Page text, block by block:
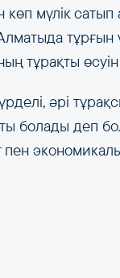
көп мүлік
тұрғын
тұрақты
әрі
болады деп